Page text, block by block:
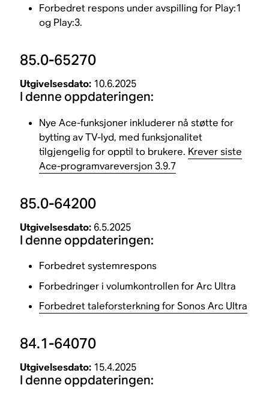
Forbedret respons under avspilling for Play:1
og Play:3.
85.0-65270
Utgivelsesdato: 10.6.2025
I denne oppdateringen:
Nye Ace-funksjoner inkluderer nå støtte for
bytting av TV-lyd, med funksjonalitet
tilgjengelig for opptil to brukere. Krever siste
Ace-programvareversjon 3.9.7
85.0-64200
Utgivelsesdato: 6.5.2025
I denne oppdateringen:
Forbedret systemrespons
Forbedringer i volumkontrollen for Arc Ultra
Forbedret taleforsterkning for Sonos Arc Ultra
84.1-64070
Utgivelsesdato: 15.4.2025
I denne oppdateringen: